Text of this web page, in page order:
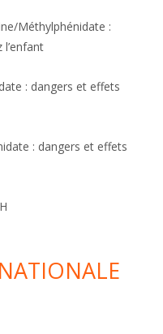
Méthylphénidate :
: dangers et effets
: dangers et effets